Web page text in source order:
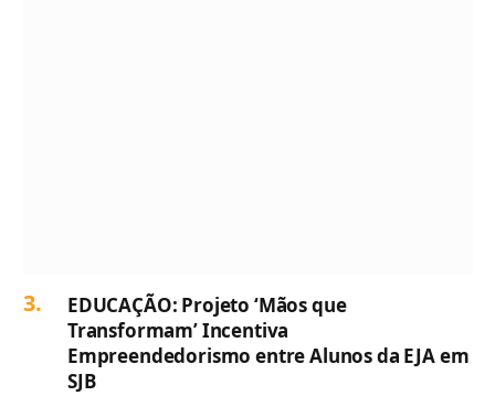
EDUCAÇÃO: Projeto ‘Mãos que
Transformam’ Incentiva
Empreendedorismo entre Alunos da EJA em
SJB